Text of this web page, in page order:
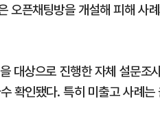
오픈채팅방을 개설해 피해 사
대상으로 진행한 자체 설문조
확인됐다. 특히 미출고 사례